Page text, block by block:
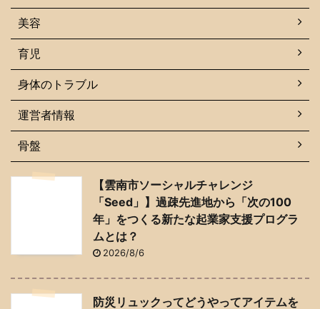
美容
育児
身体のトラブル
運営者情報
骨盤
【雲南市ソーシャルチャレンジ
「Seed」】過疎先進地から「次の100
年」をつくる新たな起業家支援プログラ
ムとは？
2026/8/6
防災リュックってどうやってアイテムを